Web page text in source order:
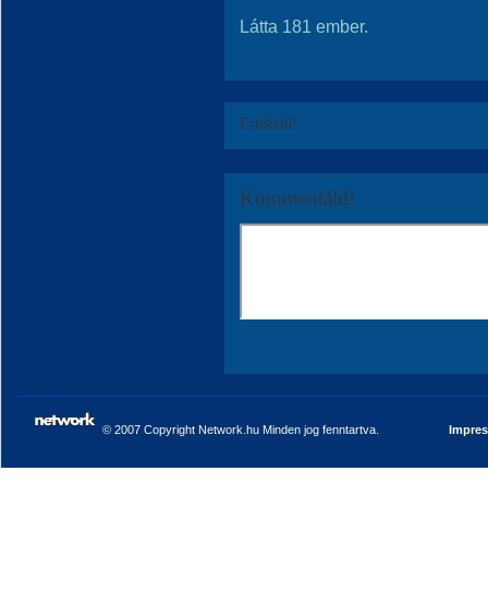
Látta 181 ember.
Értékeld!
Kommentáld!
© 2007 Copyright Network.hu Minden jog fenntartva.